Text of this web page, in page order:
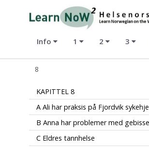
LearnNoW2-hs
Info 1 2 3
8
KAPITTEL 8
A Ali har praksis på Fjordvik
B Anna har problemer med
C Eldres tannhelse